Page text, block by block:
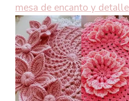
mesa de encanto y